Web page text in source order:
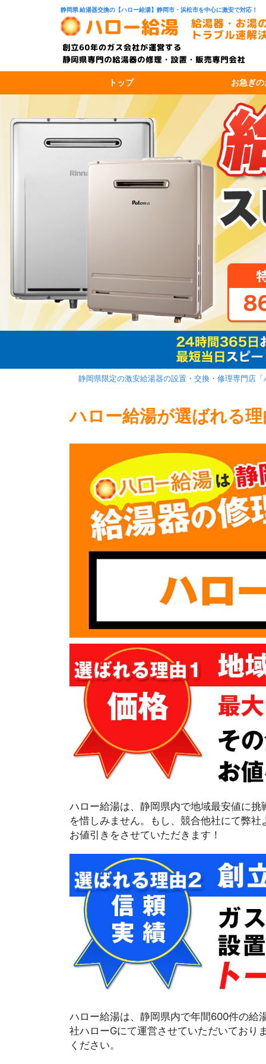
静岡県 給湯器交換の【ハロー給湯】静岡市・浜松市を中心に激安で対応！
トップ お急ぎ
静岡県限定の激安給湯器の設置・交換・修理専門店「
ハロー給湯が選ばれる
ハロー給湯は、静岡県内で地域最安値に
を惜しみません。もし、競合他社にて弊
お値引きをさせていただきます！
ハロー給湯は、静岡県内で年間600件の給
社ハローGにて運営させていただいており
ください。